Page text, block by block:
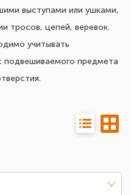
выступами или ушками,
тросов, цепей, веревок.
учитывать
подвешиваемого предмета